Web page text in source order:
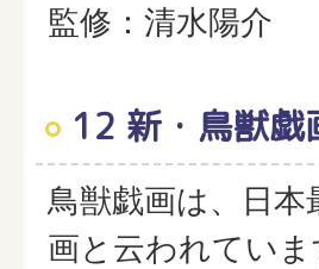
監修：清水陽介
12 新・鳥獣戯
鳥獣戯画は、日本
画と云われてい